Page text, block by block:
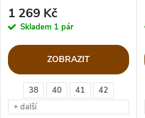
38 40 41
42
+ další
1 269 Kč
Skladem 1 pár
ZOBRAZIT